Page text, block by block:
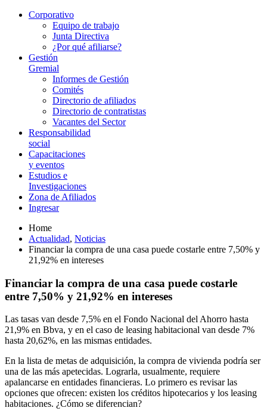
Corporativo
Equipo de trabajo
Junta Directiva
¿Por qué afiliarse?
Gestión
Gremial
Informes de Gestión
Comités
Directorio de afiliados
Directorio de contratistas
Vacantes del Sector
Responsabilidad
social
Capacitaciones
y eventos
Estudios e
Investigaciones
Zona de Afiliados
Ingresar
Home
Actualidad, Noticias
Financiar la compra de una casa puede costarle entre 7,50% y
21,92% en intereses
Financiar la compra de una casa puede costarle
entre 7,50% y 21,92% en intereses
Las tasas van desde 7,5% en el Fondo Nacional del Ahorro hasta
21,9% en Bbva, y en el caso de leasing habitacional van desde 7%
hasta 20,62%, en las mismas entidades.
En la lista de metas de adquisición, la compra de vivienda podría ser
una de las más apetecidas. Lograrla, usualmente, requiere
apalancarse en entidades financieras. Lo primero es revisar las
opciones que ofrecen: existen los créditos hipotecarios y los leasing
habitaciones. ¿Cómo se diferencian?